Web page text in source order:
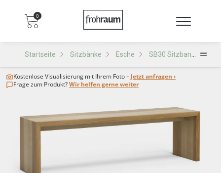
0
Startseite Sitzbänke Esche SB30 Sitzbank
Kostenlose Visualisierung mit Ihrem Foto – Jetzt anfragen ›
Frage zum Produkt?Wir helfen gerne weiter